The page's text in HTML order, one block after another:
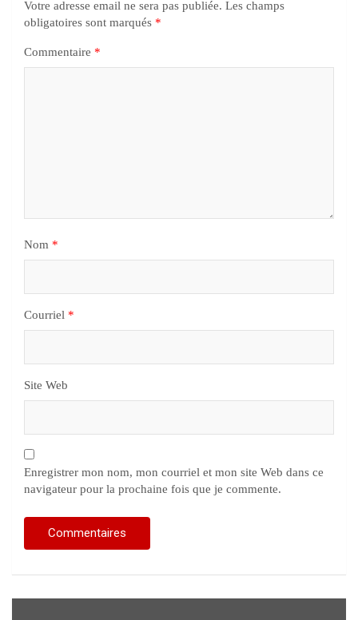
Votre adresse email ne sera pas publiée. Les champs
obligatoires sont marqués *
Commentaire *
Nom *
Courriel *
Site Web
Enregistrer mon nom, mon courriel et mon site Web dans ce
navigateur pour la prochaine fois que je commente.